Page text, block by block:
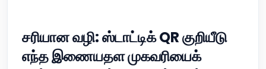
சரியான வழி: ஸ்டாட்டிக் QR குறியீடு
எந்த இணையதள முகவரியைக்